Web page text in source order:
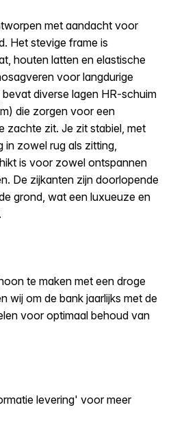
met aandacht voor
Het stevige frame is
houten latten en elastische
voor langdurige
diverse lagen HR-schuim
die zorgen voor een
zachte zit. Je zit stabiel, met
zowel rug als zitting,
is voor zowel ontspannen
De zijkanten zijn doorlopende
grond, wat een luxueuze en
te maken met een droge
wij om de bank jaarlijks met de
voor optimaal behoud van
levering' voor meer